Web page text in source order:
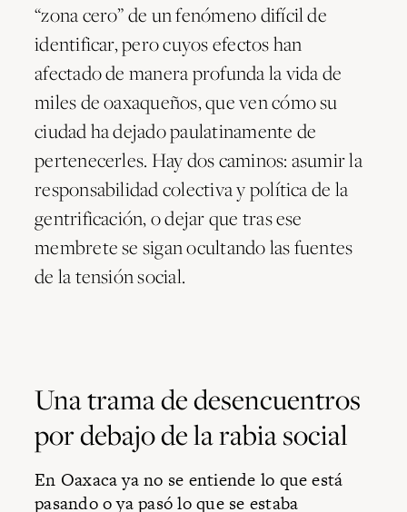
“zona cero” de un fenómeno difícil de
identificar, pero cuyos efectos han
afectado de manera profunda la vida de
miles de oaxaqueños, que ven cómo su
ciudad ha dejado paulatinamente de
pertenecerles. Hay dos caminos: asumir la
responsabilidad colectiva y política de la
gentrificación, o dejar que tras ese
membrete se sigan ocultando las fuentes
de la tensión social.
Una trama de desencuentros
por debajo de la rabia social
En Oaxaca ya no se entiende lo que está
pasando o ya pasó lo que se estaba